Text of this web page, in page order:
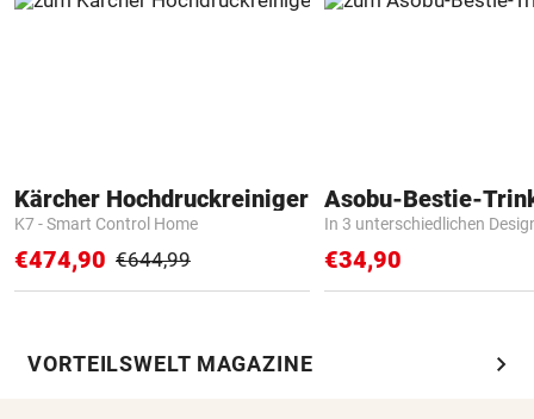
Kärcher Hochdruckreiniger
K7 - Smart Control Home
€474,90 €644,99
Asobu-Bestie-
In 3 unterschiedlichen
€34,90
VORTEILSWELT MAGAZINE chevron_right